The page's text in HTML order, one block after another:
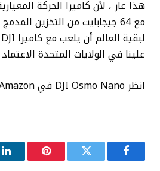
علينا في الولايات المتحدة
انظر DJI Osmo Nano في Amazon
فيسبوكتويتر بينتيريست